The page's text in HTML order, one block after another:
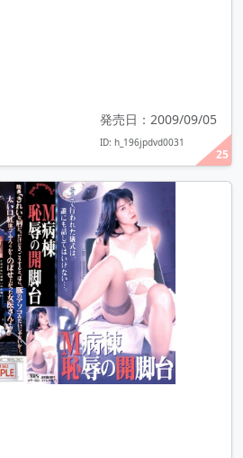
25
発売日：2009/09/05
ID: h_196jpdvd0031